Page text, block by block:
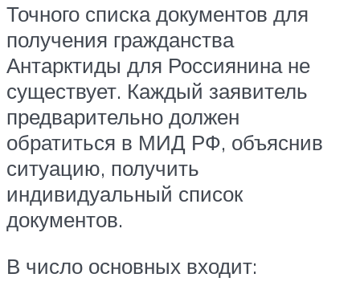
Точного списка документов для
получения гражданства
Антарктиды для Россиянина не
существует. Каждый заявитель
предварительно должен
обратиться в МИД РФ, объяснив
ситуацию, получить
индивидуальный список
документов.
В число основных входит: